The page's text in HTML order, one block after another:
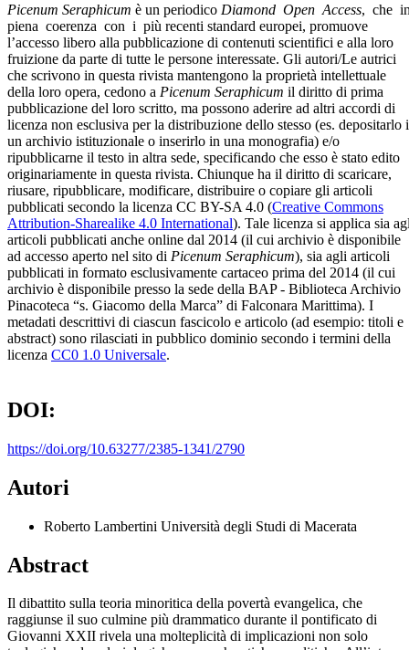
Picenum Seraphicum è un periodico Diamond Open Access, che
piena coerenza con i più recenti standard europei, promuove
l’accesso libero alla pubblicazione di contenuti scientifici e alla loro
fruizione da parte di tutte le persone interessate. Gli autori/Le autrici
che scrivono in questa rivista mantengono la proprietà intellettuale
della loro opera, cedono a Picenum Seraphicum il diritto di prima
pubblicazione del loro scritto, ma possono aderire ad altri accordi di
licenza non esclusiva per la distribuzione dello stesso (es. depositarlo
un archivio istituzionale o inserirlo in una monografia) e/o
ripubblicarne il testo in altra sede, specificando che esso è stato edito
originariamente in questa rivista. Chiunque ha il diritto di scaricare,
riusare, ripubblicare, modificare, distribuire o copiare gli articoli
pubblicati secondo la licenza CC BY-SA 4.0 (Creative Commons
Attribution-Sharealike 4.0 International). Tale licenza si applica sia
articoli pubblicati anche online dal 2014 (il cui archivio è disponibile
ad accesso aperto nel sito di Picenum Seraphicum), sia agli articoli
pubblicati in formato esclusivamente cartaceo prima del 2014 (il cui
archivio è disponibile presso la sede della BAP - Biblioteca Archivio
Pinacoteca “s. Giacomo della Marca” di Falconara Marittima). I
metadati descrittivi di ciascun fascicolo e articolo (ad esempio: titoli e
abstract) sono rilasciati in pubblico dominio secondo i termini della
licenza CC0 1.0 Universale.
DOI:
https://doi.org/10.63277/2385-1341/2790
Autori
Roberto Lambertini Università degli Studi di Macerata
Abstract
Il dibattito sulla teoria minoritica della povertà evangelica, che
raggiunse il suo culmine più drammatico durante il pontificato di
Giovanni XXII rivela una molteplicità di implicazioni non solo